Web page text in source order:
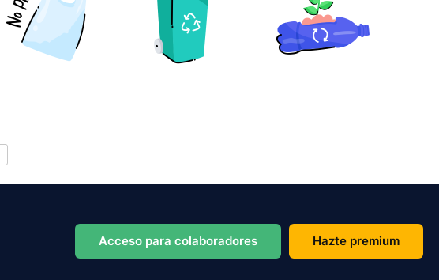
Acceso para colaboradores Hazte premium